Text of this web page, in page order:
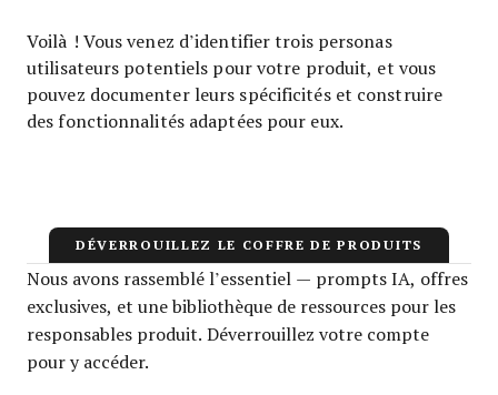
Voilà ! Vous venez d’identifier trois personas
utilisateurs potentiels pour votre produit, et vous
pouvez documenter leurs spécificités et construire
des fonctionnalités adaptées pour eux.
DÉVERROUILLEZ LE COFFRE DE PRODUITS
Nous avons rassemblé l’essentiel — prompts IA, offres
exclusives, et une bibliothèque de ressources pour les
responsables produit. Déverrouillez votre compte
pour y accéder.